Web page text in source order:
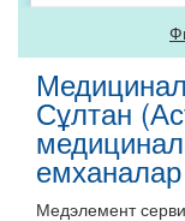
Сұлтан
емханалар
Медэлемент